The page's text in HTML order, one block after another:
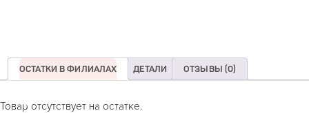
ОСТАТКИ В ФИЛИАЛАХ ДЕТАЛИ ОТЗЫВЫ (0)
Товар отсутствует на остатке.